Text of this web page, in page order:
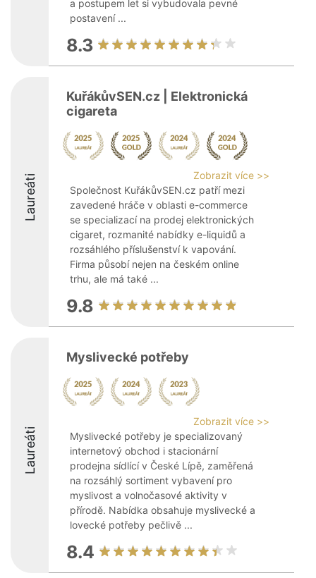
a postupem let si vybudovala pevné
postavení ...
8.3
Laureáti
KuřákůvSEN.cz | Elektronická
cigareta
Zobrazit více >>
Společnost KuřákůvSEN.cz patří mezi
zavedené hráče v oblasti e-commerce
se specializací na prodej elektronických
cigaret, rozmanité nabídky e-liquidů a
rozsáhlého příslušenství k vapování.
Firma působí nejen na českém online
trhu, ale má také ...
9.8
Laureáti
Myslivecké potřeby
Zobrazit více >>
Myslivecké potřeby je specializovaný
internetový obchod i stacionární
prodejna sídlící v České Lípě, zaměřená
na rozsáhlý sortiment vybavení pro
myslivost a volnočasové aktivity v
přírodě. Nabídka obsahuje myslivecké a
lovecké potřeby pečlivě ...
8.4